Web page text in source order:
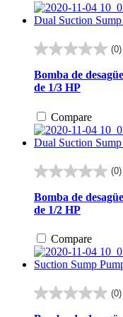
(0)
0.0
5
estrellas.
Bomba de
de 1/3 HP
Compare
(0)
0.0
5
estrellas.
Bomba de
de 1/2 HP
Compare
(0)
0.0